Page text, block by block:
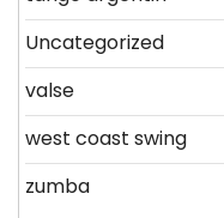
Uncategorized
valse
west coast swing
zumba